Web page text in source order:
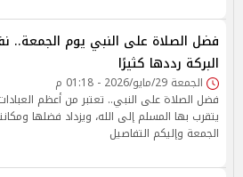
فضل الصلاة على النبي يوم الجمعة..
البركة رددها كثيرًا
الجمعة 29/مايو/2026 - 01:18 م
فضل الصلاة على النبي.. تعتبر من أعظم
يتقرب بها المسلم إلى الله، ويزداد فضلها
الجمعة وإليكم التفاصيل